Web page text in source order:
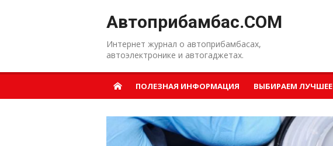
Автоприбамбас.COM
Интернет журнал о автоприбамбасах,
автоэлектронике и автогаджетах.
ПОЛЕЗНАЯ ИНФОРМАЦИЯ ВЫБИРАЕМ ЛУЧШЕЕ